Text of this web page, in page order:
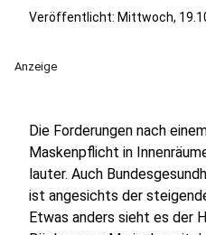
Veröffentlicht: Mittwoch,
Anzeige
Die Forderungen nach
Maskenpflicht in
lauter. Auch
ist angesichts der
Etwas anders sieht es der